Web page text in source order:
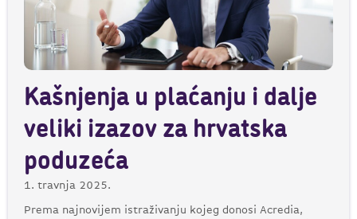
Kašnjenja u plaćanju i dalje
veliki izazov za hrvatska
poduzeća
1. travnja 2025.
Prema najnovijem istraživanju kojeg donosi Acredia,